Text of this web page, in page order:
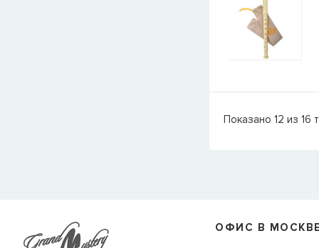
Показано 12 из 16
ОФИС В